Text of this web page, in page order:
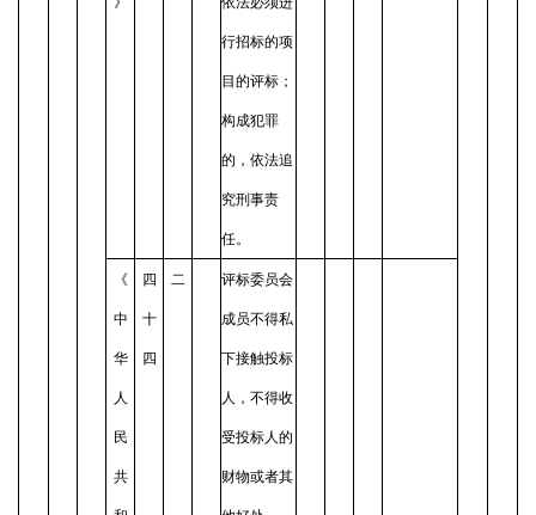
行招标的项
目的评标；
构成犯罪
的，依法追
究刑事责
任。
《
中
华
人
民
共
四
十
四
二 评标委员会
成员不得私
下接触投标
人，不得收
受投标人的
财物或者其